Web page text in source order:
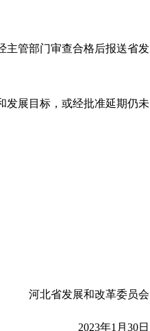
主管部门审查合格后报送省发
发展目标，或经批准延期仍未
河北省发展和改革委员会
2023年1 月 30日